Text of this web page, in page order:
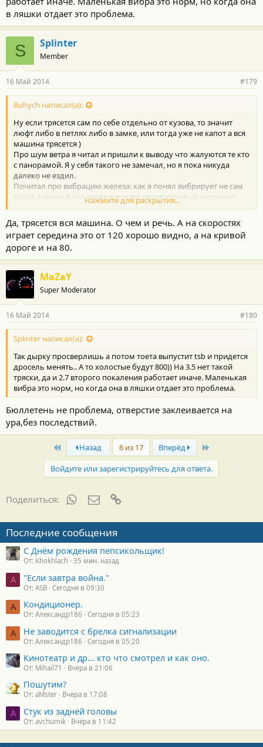
в ляшки отдает это проблема.
S Splinter
Member
16 Май 2014 #179
Buhych написал(а):
Ну если трясется сам по себе отдельно от кузова, то значит
люфт либо в петлях либо в замке, или тогда уже не капот а вся
машина трясется )
Про шум ветра я читал и пришли к выводу что жалуются те кто
с панорамой. Я у себя такого не замечал, но я пока никуда
далеко не ездил.
Почитал про вибрацию железа: как я понял вибрирует не сам
капот а метал в его середине и это происходит на довольно
высоких скоростях, в нашем штате так ездить нельзя, поэтому
Про двери возможно у меня нет этой проблемы потому что
наклеены молдинги
Нажмите для раскрытия...
Да, трясется вся машина. О чем и речь. А на скоростях
играет середина это от 120 хорошо видно, а на кривой
дороге и на 80.
MaZaY
Super Moderator
16 Май 2014 #180
Splinter написал(а):
Так дырку просверлишь а потом тоета выпустит tsb и придется
дросель менять.. А то холостые будут 800)) На 3.5 нет такой
тряски, да и 2.7 второго покаления работает иначе. Маленькая
вибра это норм, но когда она в ляшки отдает это проблема.
Бюллетень не проблема, отверстие заклеивается на
ура,без последствий.
First Назад 6 из 17 Вперёд Last
Войдите или зарегистрируйтесь для ответа.
Поделиться: WhatsAppЭлектронная почта
Последние сообщения
С Днём рождения пепсикольщик!
От: Khokhlach 35 мин. назад
A "Если завтра война."
От: ASB Сегодня в 09:30
А Кондиционер.
От: Александр186 Сегодня в 05:23
А Не заводится с брелка сигнализации
От: Александр186 Сегодня в 05:20
Кинотеатр и др... кто что смотрел и как оно.
От: Mihail71 Вчера в 21:06
Пошутим?
От: aMster Вчера в 17:08
A Стук из задней головы
От: avchumik Вчера в 11:42